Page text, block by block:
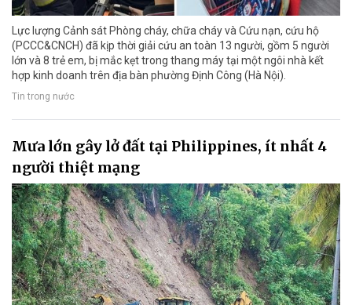
Lực lượng Cảnh sát Phòng cháy, chữa cháy và Cứu nạn, cứu hộ
(PCCC&CNCH) đã kịp thời giải cứu an toàn 13 người, gồm 5 người
lớn và 8 trẻ em, bị mắc kẹt trong thang máy tại một ngôi nhà kết
hợp kinh doanh trên địa bàn phường Định Công (Hà Nội).
Tin trong nước
Mưa lớn gây lở đất tại Philippines, ít nhất 4
người thiệt mạng